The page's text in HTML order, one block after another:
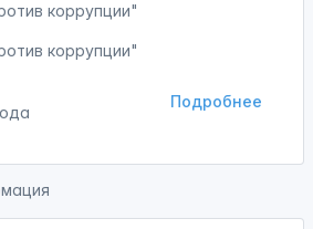
коррупции"
коррупции"
Подробнее